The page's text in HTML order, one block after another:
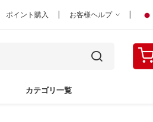
ポイント購入 | お客様ヘルプ |
カテゴリ一覧